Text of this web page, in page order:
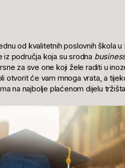
od kvalitetnih poslovnih škola u
iz područja koja su srodna
za sve one koji žele raditi u
otvorit će vam mnoga vrata, a
na najbolje plaćenom dijelu